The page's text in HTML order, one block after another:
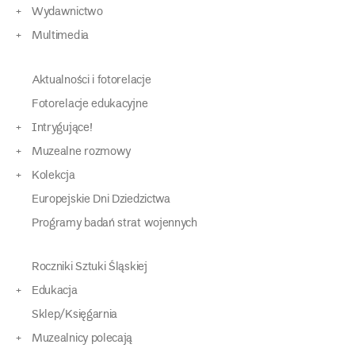
Wydawnictwo
Multimedia
Aktualności i fotorelacje
Fotorelacje edukacyjne
Intrygujące!
Muzealne rozmowy
Kolekcja
Europejskie Dni Dziedzictwa
Programy badań strat wojennych
Roczniki Sztuki Śląskiej
Edukacja
Sklep/Księgarnia
Muzealnicy polecają